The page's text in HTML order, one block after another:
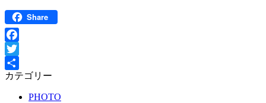
Share
Facebook
Twitter
共
カテゴリー
PHOTO